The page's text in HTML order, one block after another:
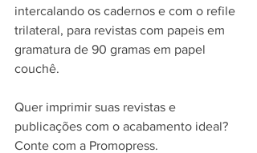
intercalando os cadernos e com o refile
trilateral, para revistas com papeis em
gramatura de 90 gramas em papel
couchê.
Quer imprimir suas revistas e
publicações com o acabamento ideal?
Conte com a Promopress.